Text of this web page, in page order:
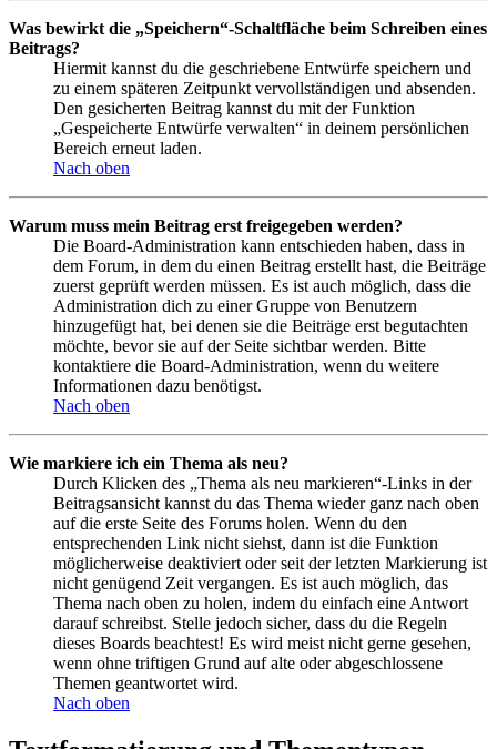
Was bewirkt die „Speichern“-Schaltfläche beim Schreiben eines
Beitrags?
Hiermit kannst du die geschriebene Entwürfe speichern und
zu einem späteren Zeitpunkt vervollständigen und absenden.
Den gesicherten Beitrag kannst du mit der Funktion
„Gespeicherte Entwürfe verwalten“ in deinem persönlichen
Bereich erneut laden.
Nach oben
Warum muss mein Beitrag erst freigegeben werden?
Die Board-Administration kann entschieden haben, dass in
dem Forum, in dem du einen Beitrag erstellt hast, die Beiträge
zuerst geprüft werden müssen. Es ist auch möglich, dass die
Administration dich zu einer Gruppe von Benutzern
hinzugefügt hat, bei denen sie die Beiträge erst begutachten
möchte, bevor sie auf der Seite sichtbar werden. Bitte
kontaktiere die Board-Administration, wenn du weitere
Informationen dazu benötigst.
Nach oben
Wie markiere ich ein Thema als neu?
Durch Klicken des „Thema als neu markieren“-Links in der
Beitragsansicht kannst du das Thema wieder ganz nach oben
auf die erste Seite des Forums holen. Wenn du den
entsprechenden Link nicht siehst, dann ist die Funktion
möglicherweise deaktiviert oder seit der letzten Markierung ist
nicht genügend Zeit vergangen. Es ist auch möglich, das
Thema nach oben zu holen, indem du einfach eine Antwort
darauf schreibst. Stelle jedoch sicher, dass du die Regeln
dieses Boards beachtest! Es wird meist nicht gerne gesehen,
wenn ohne triftigen Grund auf alte oder abgeschlossene
Themen geantwortet wird.
Nach oben